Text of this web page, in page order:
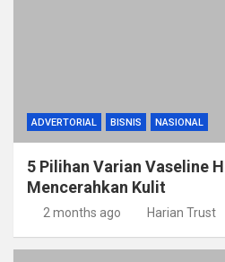
ADVERTORIAL BISNIS NASIONAL
5 Pilihan Varian Vaseline
Mencerahkan Kulit
2 months ago Harian Trust